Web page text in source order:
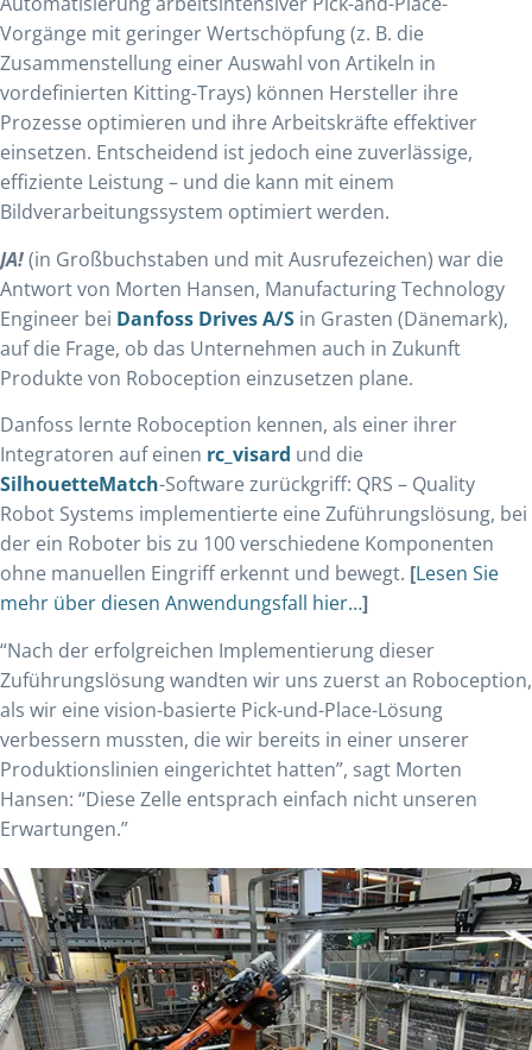
Vorgänge mit geringer Wertschöpfung (z. B. die
Zusammenstellung einer Auswahl von Artikeln in
vordefinierten Kitting-Trays) können Hersteller ihre
Prozesse optimieren und ihre Arbeitskräfte effektiver
einsetzen. Entscheidend ist jedoch eine zuverlässige,
effiziente Leistung – und die kann mit einem
Bildverarbeitungssystem optimiert werden.
JA!(in Großbuchstaben und mit Ausrufezeichen) war die
Antwort von Morten Hansen, Manufacturing Technology
Engineer bei Danfoss Drives A/S in Grasten (Dänemark),
auf die Frage, ob das Unternehmen auch in Zukunft
Produkte von Roboception einzusetzen plane.
Danfoss lernte Roboception kennen, als einer ihrer
Integratoren auf einen rc_visard und die
SilhouetteMatch-Software zurückgriff: QRS – Quality
Robot Systems implementierte eine Zuführungslösung, bei
der ein Roboter bis zu 100 verschiedene Komponenten
ohne manuellen Eingriff erkennt und bewegt. [Lesen Sie
mehr über diesen Anwendungsfall hier…]
“Nach der erfolgreichen Implementierung dieser
Zuführungslösung wandten wir uns zuerst an Roboception,
als wir eine vision-basierte Pick-und-Place-Lösung
verbessern mussten, die wir bereits in einer unserer
Produktionslinien eingerichtet hatten”, sagt Morten
Hansen: “Diese Zelle entsprach einfach nicht unseren
Erwartungen.”